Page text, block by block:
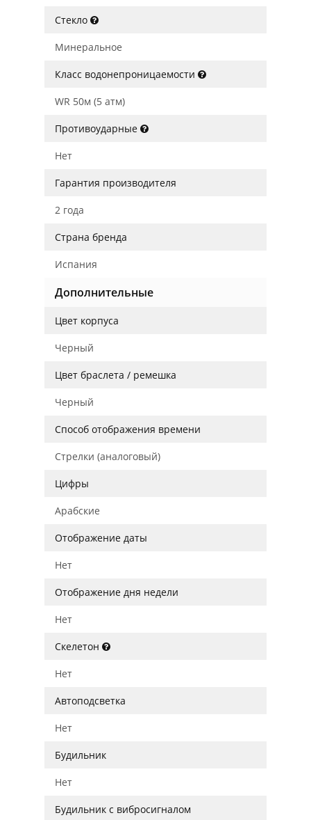
Стекло
Минеральное
Класс водонепроницаемости
WR 50м (5 атм)
Противоударные
Нет
Гарантия производителя
2 года
Страна бренда
Испания
Дополнительные
Цвет корпуса
Черный
Цвет браслета / ремешка
Черный
Способ отображения времени
Стрелки (аналоговый)
Цифры
Арабские
Отображение даты
Нет
Отображение дня недели
Нет
Скелетон
Нет
Автоподсветка
Нет
Будильник
Нет
Будильник с вибросигналом